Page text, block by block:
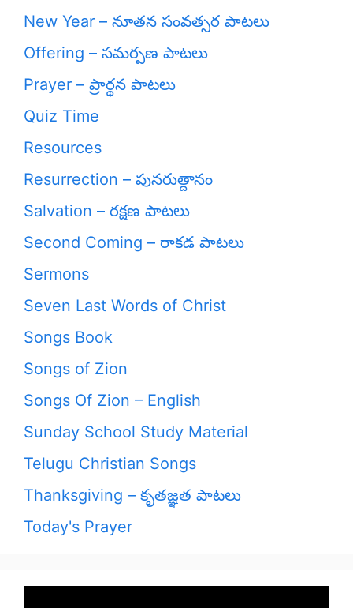
New Year – నూతన సంవత్సర పాటలు
Offering – సమర్పణ పాటలు
Prayer – ప్రార్థన పాటలు
Quiz Time
Resources
Resurrection – పునరుత్దానం
Salvation – రక్షణ పాటలు
Second Coming – రాకడ పాటలు
Sermons
Seven Last Words of Christ
Songs Book
Songs of Zion
Songs Of Zion – English
Sunday School Study Material
Telugu Christian Songs
Thanksgiving – కృతజ్ఞత పాటలు
Today's Prayer